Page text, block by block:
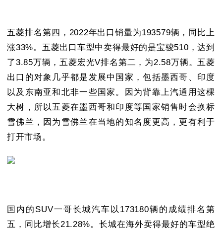
五菱排名第四，2022年出口销量为193579辆，同比上
涨33%。五菱出口车型中卖得最好的是宝骏510，达到
了3.85万辆，五菱宏光V排名第二，为2.58万辆。五菱
出口的对象几乎都是发展中国家，包括墨西哥、印度
以及东南亚和北非一些国家。因为背靠上汽通用这棵
大树，所以五菱在墨西哥和印度等国家销售时会换标
雪佛兰，因为雪佛兰在当地的知名度更高，更有利于
打开市场。
国内的SUV一哥长城汽车以173180辆的成绩排名第
五，同比增长21.28%。长城在海外卖得最好的车型绝